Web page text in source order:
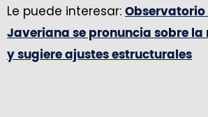
Le puede interesar: Observatorio
Javeriana se pronuncia sobre la
y sugiere ajustes estructurales